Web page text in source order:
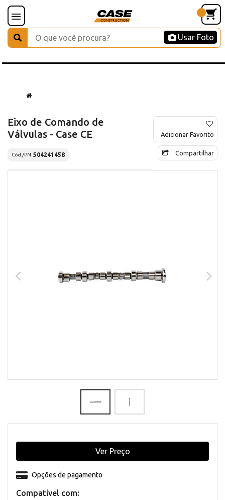
Usar Foto
Eixo de Comando de
Válvulas - Case CE
Cód./PN 504241458
Adicionar Favorito
Compartilhar
Compativel com:
Opções de pagamento
Ver Preço